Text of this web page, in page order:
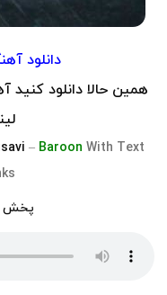
دانلود
همین حالا دانلود کنید
– Baroon With Text
پخش